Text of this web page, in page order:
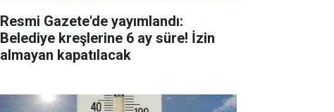
Resmi Gazete'de yayımlandı:
Belediye kreşlerine 6 ay süre! İzin
almayan kapatılacak